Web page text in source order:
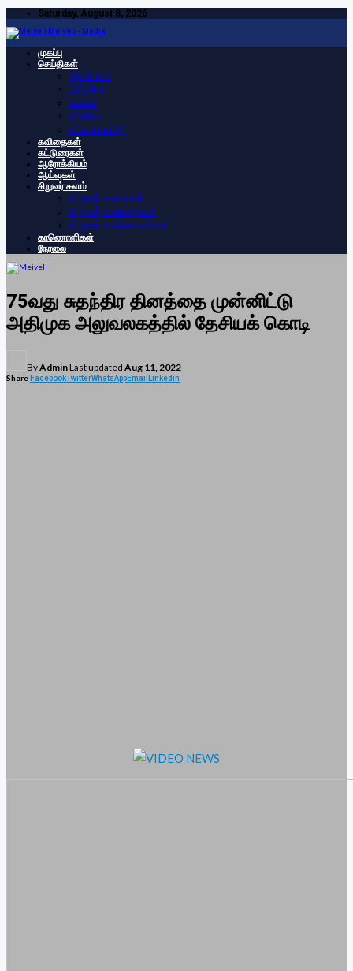
Saturday, August 8, 2026
Meiveli - Media
முகப்பு
செய்திகள்
இலங்கை
இந்தியா
உலகம்
சினிமா
விளையாட்டு
கவிதைகள்
கட்டுரைகள்
ஆரோக்கியம்
ஆய்வுகள்
சிறுவர் களம்
சிறுவர் கதைகள்
சிறுவர் கவிதைகள்
சிறுவர் காணொளிகள்
காணொளிகள்
நேரலை
75வது சுதந்திர தினத்தை முன்னிட்டு
அதிமுக அலுவலகத்தில் தேசியக் கொடி
ByAdminLast updated Aug 11, 2022
Share FacebookTwitterWhatsAppEmail Linkedin